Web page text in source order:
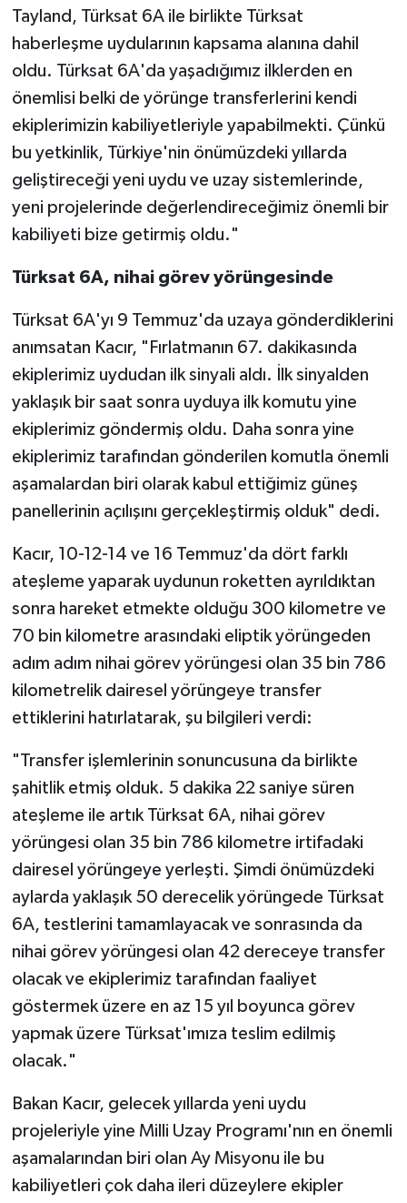
Tayland, Türksat 6A ile birlikte Türksat
haberleşme uydularının kapsama alanına dahil
oldu. Türksat 6A'da yaşadığımız ilklerden en
önemlisi belki de yörünge transferlerini kendi
ekiplerimizin kabiliyetleriyle yapabilmekti. Çünkü
bu yetkinlik, Türkiye'nin önümüzdeki yıllarda
geliştireceği yeni uydu ve uzay sistemlerinde,
yeni projelerinde değerlendireceğimiz önemli bir
kabiliyeti bize getirmiş oldu."
Türksat 6A, nihai görev yörüngesinde
Türksat 6A'yı 9 Temmuz'da uzaya gönderdiklerini
anımsatan Kacır, "Fırlatmanın 67. dakikasında
ekiplerimiz uydudan ilk sinyali aldı. İlk sinyalden
yaklaşık bir saat sonra uyduya ilk komutu yine
ekiplerimiz göndermiş oldu. Daha sonra yine
ekiplerimiz tarafından gönderilen komutla önemli
aşamalardan biri olarak kabul ettiğimiz güneş
panellerinin açılışını gerçekleştirmiş olduk" dedi.
Kacır, 10-12-14 ve 16 Temmuz'da dört farklı
ateşleme yaparak uydunun roketten ayrıldıktan
sonra hareket etmekte olduğu 300 kilometre ve
70 bin kilometre arasındaki eliptik yörüngeden
adım adım nihai görev yörüngesi olan 35 bin 786
kilometrelik dairesel yörüngeye transfer
ettiklerini hatırlatarak, şu bilgileri verdi:
"Transfer işlemlerinin sonuncusuna da birlikte
şahitlik etmiş olduk. 5 dakika 22 saniye süren
ateşleme ile artık Türksat 6A, nihai görev
yörüngesi olan 35 bin 786 kilometre irtifadaki
dairesel yörüngeye yerleşti. Şimdi önümüzdeki
aylarda yaklaşık 50 derecelik yörüngede Türksat
6A, testlerini tamamlayacak ve sonrasında da
nihai görev yörüngesi olan 42 dereceye transfer
olacak ve ekiplerimiz tarafından faaliyet
göstermek üzere en az 15 yıl boyunca görev
yapmak üzere Türksat'ımıza teslim edilmiş
olacak."
Bakan Kacır, gelecek yıllarda yeni uydu
projeleriyle yine Milli Uzay Programı'nın en önemli
aşamalarından biri olan Ay Misyonu ile bu
kabiliyetleri çok daha ileri düzeylere ekipler